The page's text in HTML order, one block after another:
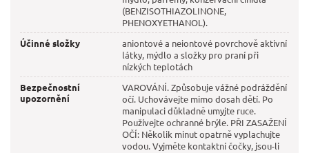
(BENZISOTHIAZOLINONE,
PHENOXYETHANOL).
Účinné složky
aniontové a neiontové povrchově aktivní
látky, mýdlo a složky pro praní při
nízkých teplotách
Bezpečnostní
upozornění
VAROVÁNÍ. Způsobuje vážné podráždění
očí. Uchovávejte mimo dosah dětí. Po
manipulaci důkladně umyjte ruce.
Používejte ochranné brýle. PŘI ZASAŽENÍ
OČÍ: Několik minut opatrně vyplachujte
vodou. Vyjměte kontaktní čočky, jsou-li